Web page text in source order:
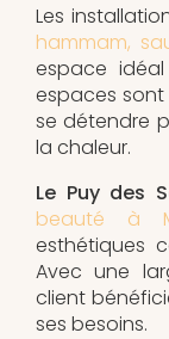
Les
hammam,
espace
espaces
se détendre
la chaleur.
Le Puy des
beauté à
esthétiques
Avec une
client
ses besoins.